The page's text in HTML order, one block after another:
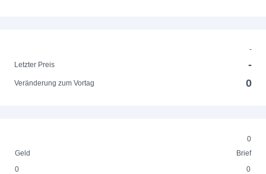
-
Letzter Preis
-
Veränderung zum Vortag 0
0
Geld
Brief
0
0